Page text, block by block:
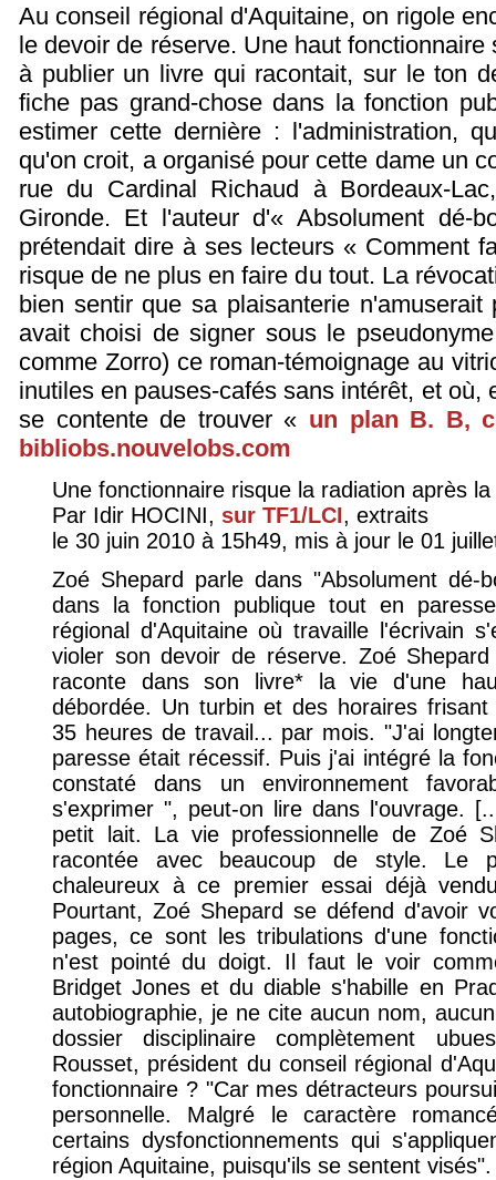
Au conseil régional d'Aquitaine, on rigole
le devoir de réserve. Une haut
à publier un livre qui racontait, sur le ton
fiche pas grand-chose dans la fonction
estimer cette dernière : l'administration,
qu'on croit, a organisé pour cette dame un
rue du Cardinal Richaud à Bordeaux-
Gironde. Et l'auteur d'« Absolument dé-
prétendait dire à ses lecteurs « Comment
risque de ne plus en faire du tout. La
bien sentir que sa plaisanterie
avait choisi de signer sous le
comme Zorro) ce roman-témoignage au
inutiles en pauses-cafés sans intérêt, et où,
se contente de trouver « un plan B. B,
bibliobs.nouvelobs.com
Une fonctionnaire risque la radiation après
Par Idir HOCINI, sur TF1/LCI, extraits
le 30 juin 2010 à 15h49, mis à jour le 01
Zoé Shepard parle dans "Absolument dé-
dans la fonction publique tout en
régional d'Aquitaine où travaille l'écrivain
violer son devoir de réserve. Zoé
raconte dans son livre* la vie d'une
débordée. Un turbin et des horaires
35 heures de travail... par mois. "J'ai
paresse était récessif. Puis j'ai intégré la
constaté dans un environnement
s'exprimer ", peut-on lire dans l'ouvrage.
petit lait. La vie professionnelle de Zoé
racontée avec beaucoup de style. Le
chaleureux à ce premier essai déjà
Pourtant, Zoé Shepard se défend d'avoir
pages, ce sont les tribulations d'une
n'est pointé du doigt. Il faut le voir
Bridget Jones et du diable s'habille en
autobiographie, je ne cite aucun nom,
dossier disciplinaire complètement
Rousset, président du conseil régional
fonctionnaire ? "Car mes détracteurs
personnelle. Malgré le caractère
certains dysfonctionnements qui
région Aquitaine, puisqu'ils se sentent visés".